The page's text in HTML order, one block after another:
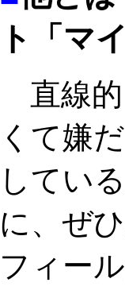
ト「マ
直線的
くて嫌
してい
に、ぜ
フィー